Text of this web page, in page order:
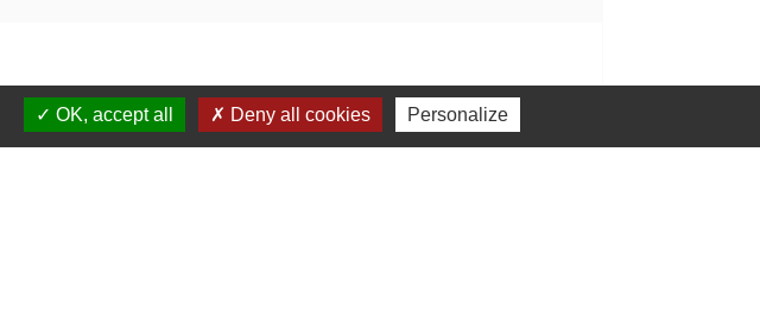
Signaler une erreur sur cette page
OK, accept all Deny all cookies Personalize